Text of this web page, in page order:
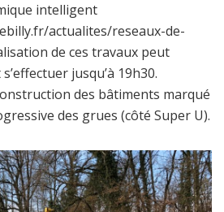
intelligent
actualites/reseaux-de-
de ces travaux peut
jusqu’à 19h30.
des bâtiments marqué
des grues (côté Super U).